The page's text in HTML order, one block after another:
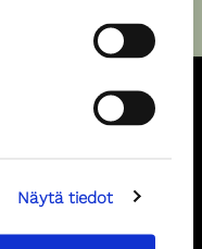
Näytä tiedot